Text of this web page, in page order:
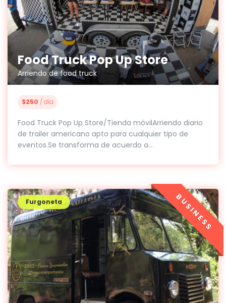
Food Truck Pop Up Store
Arriendo de food truck
$250 / día
Food Truck Pop Up Store/Tienda móvilArriendo diario
de trailer americano apto para cualquier tipo de
eventos.Se transforma de acuerdo a...
Furgoneta BUSINESS